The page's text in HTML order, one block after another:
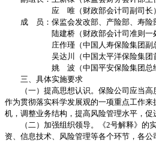
应 唯（财政部会计司副司长）
成 员：保监会发改部、产险部、寿险
陆建桥（财政部会计司准则一处
庄作瑾（中国人寿保险集团副总
吴达川（中国太平洋保险集团首
姚 波（中国平安保险集团总经理
三、具体实施要求
（一）提高思想认识。保险公司应当高
作为贯彻落实科学发展观的一项重点工作
机，调整业务结构，提高风险管理水平，促
（二）加强组织领导。《2号解释》的
资、信息技术、风险管理等各个环节，各